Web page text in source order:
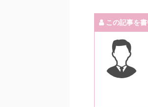
この記事を